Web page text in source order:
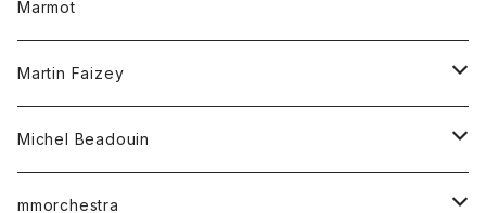
ベスト
ポロシャツ
ロングスリーブTシャツ
Tシャツ
トップス
Tシャツ
Marmot
Martin Faizey
ベルト
Michel Beadouin
トップス
mmorchestra